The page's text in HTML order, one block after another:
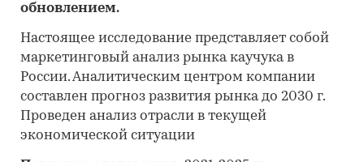
обновлением.
Настоящее исследование представляет собой
маркетинговый анализ рынка каучука в
России. Аналитическим центром компании
составлен прогноз развития рынка до 2030 г.
Проведен анализ отрасли в текущей
экономической ситуации